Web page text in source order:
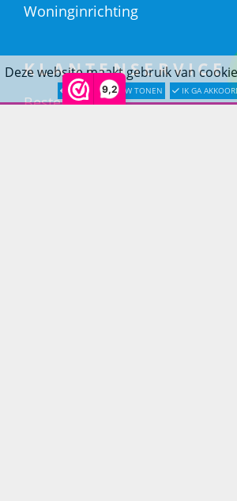
9,2
Deze website maakt gebruik van
LATER OPNIEUW TONEN IK GA
Woninginrichting
KLANTENSERVICE
Bestellen